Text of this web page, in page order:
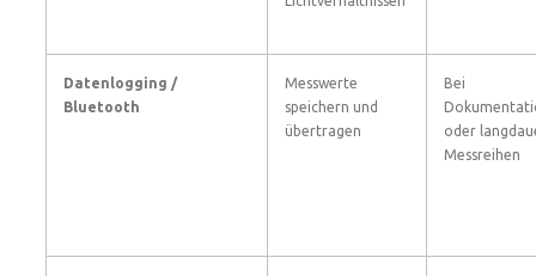
Datenlogging /
Bluetooth
Messwerte
speichern und
übertragen
Bei
oder
Messreihen